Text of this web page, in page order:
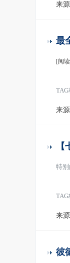
来
最
[阅
TAG
来
特
TAG
来
彼